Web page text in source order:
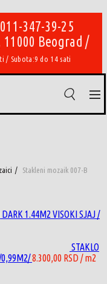
347-39-25
Beograd /
/ Subota:9 do 14 sati
Stakleni mozaik 007-B
1.44M2 VISOKI SJAJ /
STAKLO
0,99M2/8.300,00 RSD / m2